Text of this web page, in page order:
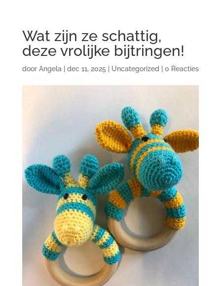
Wat zijn ze schattig,
deze vrolijke bijtringen!
door Angela dec 11, 2025 Uncategorized 0 Reacties